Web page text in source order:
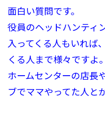
面白い質問です。
役員のヘッドハンティ
入ってくる人もいれば
くる人まで様々ですよ。
ホームセンターの店長
ブでママやってた人と